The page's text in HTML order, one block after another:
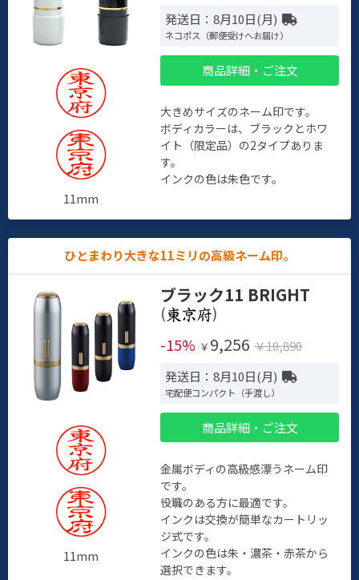
11mm
発送日：8月10日(月)
ネコポス（郵便受けへお届け）
商品詳細・ご注文
大きめサイズのネーム印です。
ボディカラーは、ブラックとホワ
イト（限定品）の2タイプありま
す。
インクの色は朱色です。
ひとまわり大きな11ミリの高級ネーム印。
11mm
ブラック11 BRIGHT
(
)
-15% ￥ 9,256 ￥10,890
発送日：8月10日(月)
宅配便コンパクト（手渡し）
商品詳細・ご注文
金属ボディの高級感漂うネーム印
です。
役職のある方に最適です。
インクは交換が簡単なカートリッ
ジ式です。
インクの色は朱・濃茶・赤茶から
選択できます。